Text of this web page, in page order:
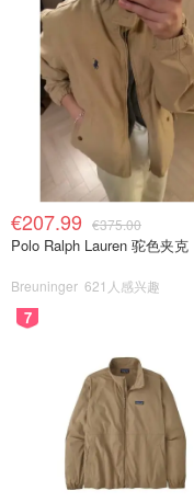
€207.99 €375.00
Polo Ralph Lauren 驼色夹克
Breuninger 621人感兴趣
7